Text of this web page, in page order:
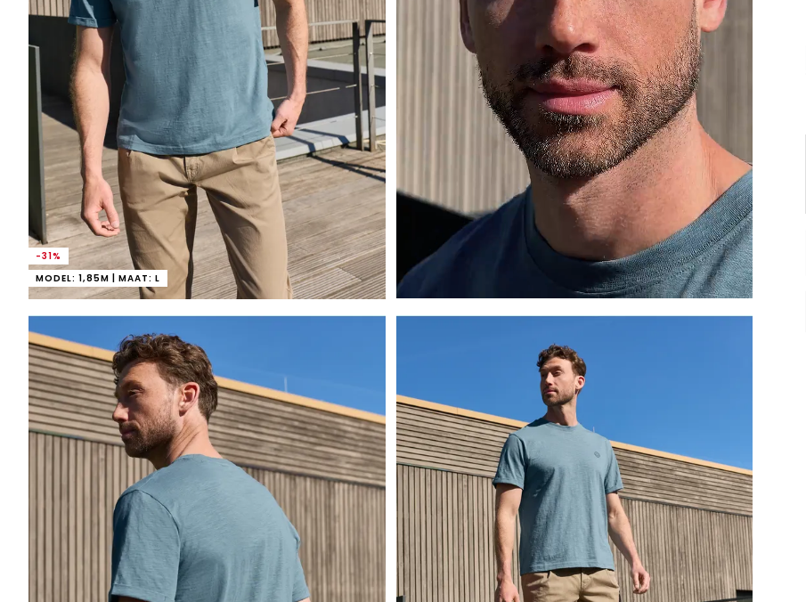
-31%
MODEL: 1,85M | MAAT: L